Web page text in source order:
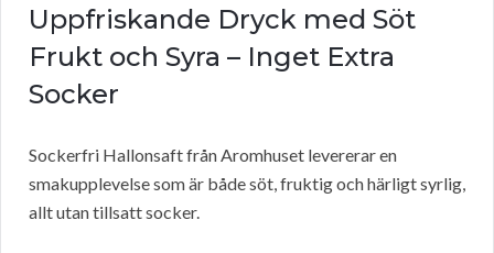
Uppfriskande Dryck med Söt
Frukt och Syra – Inget Extra
Socker
Sockerfri Hallonsaft från Aromhuset levererar en
smakupplevelse som är både söt, fruktig och härligt syrlig,
allt utan tillsatt socker.